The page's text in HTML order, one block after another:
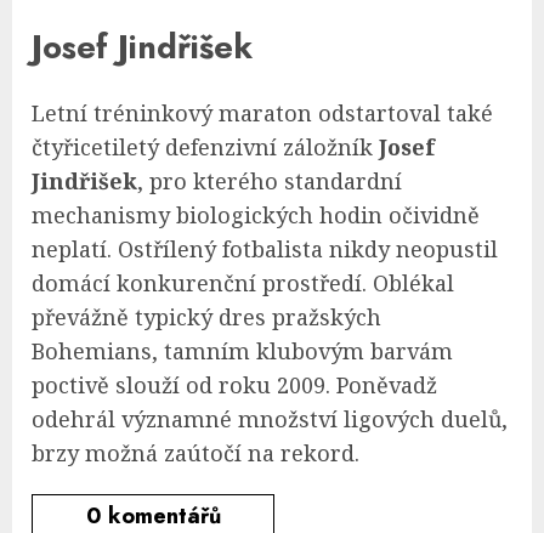
Josef Jindřišek
Letní tréninkový maraton odstartoval také
čtyřicetiletý defenzivní záložník Josef
Jindřišek, pro kterého standardní
mechanismy biologických hodin očividně
neplatí. Ostřílený fotbalista nikdy neopustil
domácí konkurenční prostředí. Oblékal
převážně typický dres pražských
Bohemians, tamním klubovým barvám
poctivě slouží od roku 2009. Poněvadž
odehrál významné množství ligových duelů,
brzy možná zaútočí na rekord.
0 komentářů